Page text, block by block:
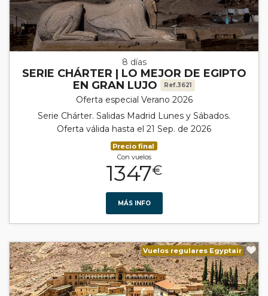
8 días
SERIE CHÁRTER | LO MEJOR DE EGIPTO
EN GRAN LUJO
Ref.3621
Oferta especial Verano 2026
Serie Chárter. Salidas Madrid Lunes y Sábados.
Oferta válida hasta el 21 Sep. de 2026
Precio final
Con vuelos
1347€
MÁS INFO
Vuelos regulares Egyptair